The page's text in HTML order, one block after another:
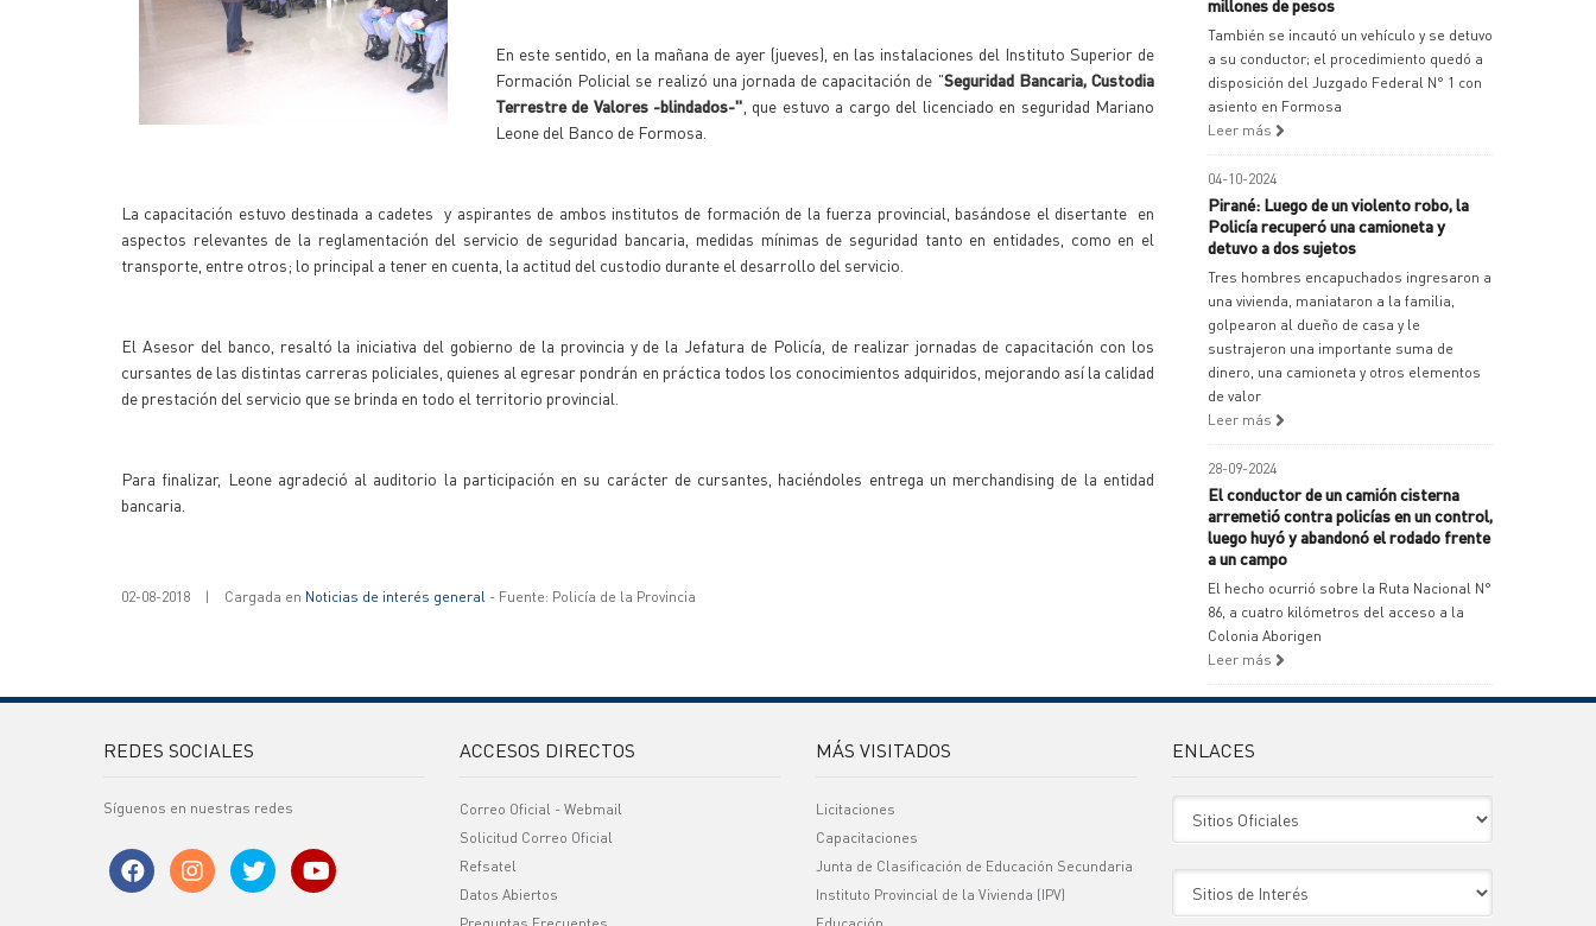
En este sentido, en la mañana de ayer (jueves), en las instalaciones del Instituto Superior de
Formación Policial se realizó una jornada de capacitación de "Seguridad Bancaria, Custodia
Terrestre de Valores -blindados-" , que estuvo a cargo del licenciado en seguridad Mariano
Leone del Banco de Formosa.
La capacitación estuvo destinada a cadetes y aspirantes de ambos institutos de formación de la fuerza provincial, basándose el disertante en
aspectos relevantes de la reglamentación del servicio de seguridad bancaria, medidas mínimas de seguridad tanto en entidades, como en el
transporte, entre otros; lo principal a tener en cuenta, la actitud del custodio durante el desarrollo del servicio.
El Asesor del banco, resaltó la iniciativa del gobierno de la provincia y de la Jefatura de Policía, de realizar jornadas de capacitación con los
cursantes de las distintas carreras policiales, quienes al egresar pondrán en práctica todos los conocimientos adquiridos, mejorando así la calidad
de prestación del servicio que se brinda en todo el territorio provincial.
Para finalizar, Leone agradeció al auditorio la participación en su carácter de cursantes, haciéndoles entrega un merchandising de la entidad
bancaria.
02-08-2018 | Cargada en Noticias de interés general - Fuente: Policía de la Provincia
millones de pesos
También se incautó un vehículo y se detuvo
a su conductor; el procedimiento quedó a
disposición del Juzgado Federal N° 1 con
asiento en Formosa
Leer más
04-10-2024
Pirané: Luego de un violento robo, la
Policía recuperó una camioneta y
detuvo a dos sujetos
Tres hombres encapuchados ingresaron a
una vivienda, maniataron a la familia,
golpearon al dueño de casa y le
sustrajeron una importante suma de
dinero, una camioneta y otros elementos
de valor
Leer más
28-09-2024
El conductor de un camión cisterna
arremetió contra policías en un control,
luego huyó y abandonó el rodado frente
a un campo
El hecho ocurrió sobre la Ruta Nacional N°
86, a cuatro kilómetros del acceso a la
Colonia Aborigen
Leer más
REDES SOCIALES
Síguenos en nuestras redes
ACCESOS DIRECTOS
Correo Oficial - Webmail
Solicitud Correo Oficial
Refsatel
Datos Abiertos
MÁS VISITADOS
Licitaciones
Capacitaciones
Junta de Clasificación de Educación Secundaria
Instituto Provincial de la Vivienda (IPV)
ENLACES